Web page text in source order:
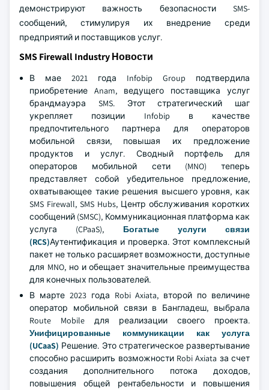
демонстрируют важность безопасности SMS-
сообщений, стимулируя их внедрение среди
предприятий и поставщиков услуг.
SMS Firewall Industry Новости
В мае 2021 года Infobip Group подтвердила
приобретение Anam, ведущего поставщика услуг
брандмауэра SMS. Этот стратегический шаг
укрепляет позиции Infobip в качестве
предпочтительного партнера для операторов
мобильной связи, повышая их предложение
продуктов и услуг. Сводный портфель для
операторов мобильной сети (MNO) теперь
представляет собой убедительное предложение,
охватывающее такие решения высшего уровня, как
SMS Firewall, SMS Hubs, Центр обслуживания коротких
сообщений (SMSC), Коммуникационная платформа как
услуга (CPaaS), Богатые услуги связи
(RCS)Аутентификация и проверка. Этот комплексный
пакет не только расширяет возможности, доступные
для MNO, но и обещает значительные преимущества
для конечных пользователей.
В марте 2023 года Robi Axiata, второй по величине
оператор мобильной связи в Бангладеш, выбрала
Route Mobile для реализации своего проекта.
Унифицированные коммуникации как услуга
(UCaaS) Решение. Это стратегическое развертывание
способно расширить возможности Robi Axiata за счет
создания дополнительного потока доходов,
повышения общей рентабельности и повышения